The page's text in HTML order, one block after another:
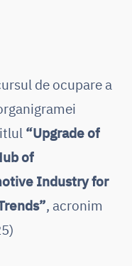
de ocupare a
“Upgrade of
of
Industry for
, acronim